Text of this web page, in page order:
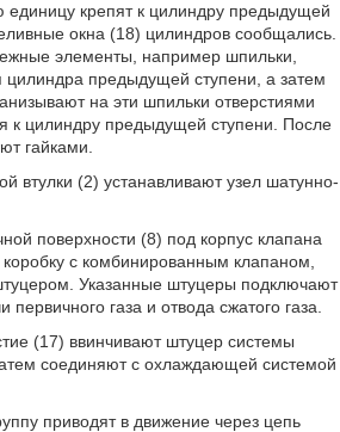
крепят к цилиндру предыдущей
окна (18) цилиндров сообщались.
элементы, например шпильки,
цилиндра предыдущей ступени, а затем
на эти шпильки отверстиями
к цилиндру предыдущей ступени. После
гайками.
втулки (2) устанавливают узел шатунно-
поверхности (8) под корпус клапана
с комбинированным клапаном,
Указанные штуцеры подключают
газа и отвода сжатого газа.
(17) ввинчивают штуцер системы
соединяют с охлаждающей системой
приводят в движение через цепь